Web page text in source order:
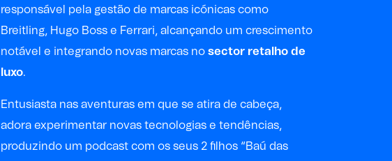
responsável pela gestão de marcas icónicas como
Breitling, Hugo Boss e Ferrari, alcançando um crescimento
notável e integrando novas marcas no sector retalho de
luxo.
Entusiasta nas aventuras em que se atira de cabeça,
adora experimentar novas tecnologias e tendências,
produzindo um podcast com os seus 2 filhos “Baú das